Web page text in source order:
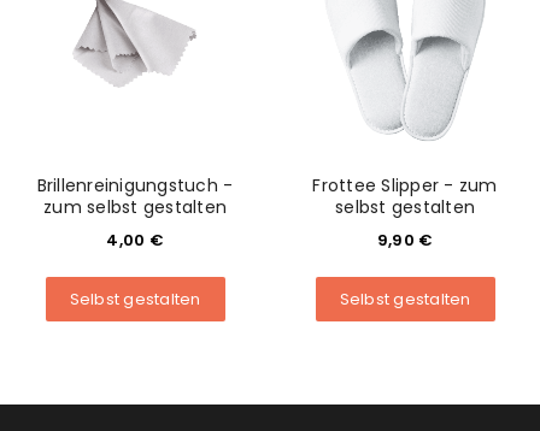
Brillenreinigungstuch -
zum selbst gestalten
4,00 €
Selbst gestalten
Frottee Slipper - zum
selbst gestalten
9,90 €
Selbst gestalten